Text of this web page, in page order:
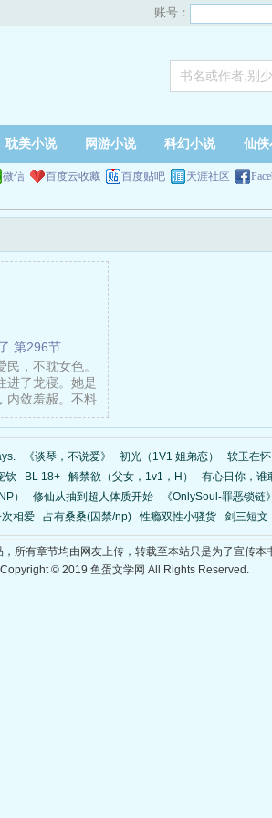
账号：
耽美小说 网游小说 科幻小说 仙侠
微信 百度云收藏 百度贴吧 天涯社区
第296节
，不耽女色。
进了龙寝。她是
内敛羞赧。不料
《谈琴，不说爱》 初光（1V1 姐弟恋） 软玉在怀
钦 BL 18+ 解禁欲（父女，1v1，H） 有心日你，谁
） 修仙从抽到超人体质开始
《OnlySoul-罪恶锁链
相爱
占有桑桑(囚禁/np) 性瘾双性小骚货 剑三短文
所有章节均由网友上传，转载至本站只是为了宣传本
Copyright © 2019 鱼蛋文学网 All Rights Reserved.